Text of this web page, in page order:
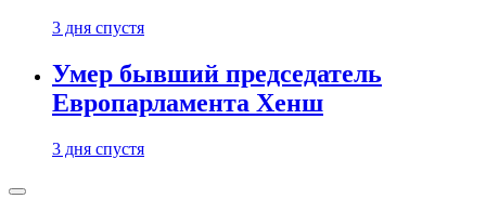
3 дня спустя
Умер бывший председатель
Европарламента Хенш
3 дня спустя